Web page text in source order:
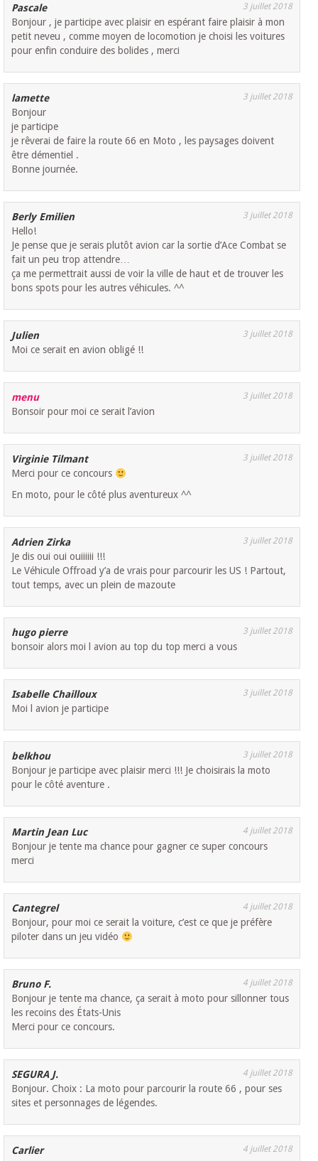
Pascale 3 juillet 2018
Bonjour , je participe avec plaisir en espérant faire plaisir à mon
petit neveu , comme moyen de locomotion je choisi les voitures
pour enfin conduire des bolides , merci
lamette 3 juillet 2018
Bonjour
je participe
je rêverai de faire la route 66 en Moto , les paysages doivent
être démentiel .
Bonne journée.
Berly Emilien 3 juillet 2018
Hello!
Je pense que je serais plutôt avion car la sortie d’Ace Combat se
fait un peu trop attendre…
ça me permettrait aussi de voir la ville de haut et de trouver les
bons spots pour les autres véhicules. ^^
Julien 3 juillet 2018
Moi ce serait en avion obligé !!
menu 3 juillet 2018
Bonsoir pour moi ce serait l’avion
Virginie Tilmant 3 juillet 2018
Merci pour ce concours
En moto, pour le côté plus aventureux ^^
Adrien Zirka 3 juillet 2018
Je dis oui oui ouiiiiii !!!
Le Véhicule Offroad y’a de vrais pour parcourir les US ! Partout,
tout temps, avec un plein de mazoute
hugo pierre 3 juillet 2018
bonsoir alors moi l avion au top du top merci a vous
Isabelle Chailloux 3 juillet 2018
Moi l avion je participe
belkhou 3 juillet 2018
Bonjour je participe avec plaisir merci !!! Je choisirais la moto
pour le côté aventure .
Martin Jean Luc 4 juillet 2018
Bonjour je tente ma chance pour gagner ce super concours
merci
Cantegrel 4 juillet 2018
Bonjour, pour moi ce serait la voiture, c’est ce que je préfère
piloter dans un jeu vidéo
Bruno F. 4 juillet 2018
Bonjour je tente ma chance, ça serait à moto pour sillonner tous
les recoins des États-Unis
Merci pour ce concours.
SEGURA J. 4 juillet 2018
Bonjour. Choix : La moto pour parcourir la route 66 , pour ses
sites et personnages de légendes.
Carlier 4 juillet 2018